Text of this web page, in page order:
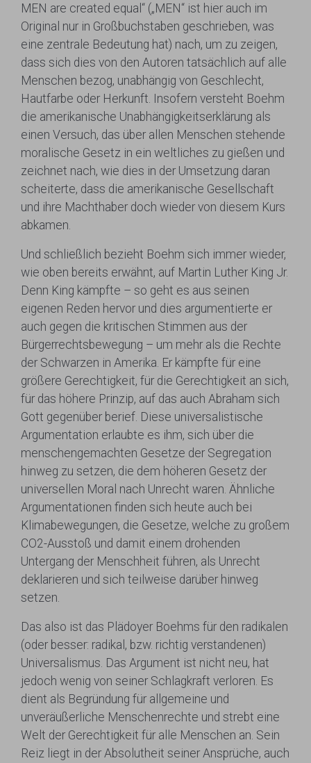
MEN are created equal“ („MEN“ ist hier auch im
Original nur in Großbuchstaben geschrieben, was
eine zentrale Bedeutung hat) nach, um zu zeigen,
dass sich dies von den Autoren tatsächlich auf alle
Menschen bezog, unabhängig von Geschlecht,
Hautfarbe oder Herkunft. Insofern versteht Boehm
die amerikanische Unabhängigkeitserklärung als
einen Versuch, das über allen Menschen stehende
moralische Gesetz in ein weltliches zu gießen und
zeichnet nach, wie dies in der Umsetzung daran
scheiterte, dass die amerikanische Gesellschaft
und ihre Machthaber doch wieder von diesem Kurs
abkamen.
Und schließlich bezieht Boehm sich immer wieder,
wie oben bereits erwähnt, auf Martin Luther King Jr.
Denn King kämpfte – so geht es aus seinen
eigenen Reden hervor und dies argumentierte er
auch gegen die kritischen Stimmen aus der
Bürgerrechtsbewegung – um mehr als die Rechte
der Schwarzen in Amerika. Er kämpfte für eine
größere Gerechtigkeit, für die Gerechtigkeit an sich,
für das höhere Prinzip, auf das auch Abraham sich
Gott gegenüber berief. Diese universalistische
Argumentation erlaubte es ihm, sich über die
menschengemachten Gesetze der Segregation
hinweg zu setzen, die dem höheren Gesetz der
universellen Moral nach Unrecht waren. Ähnliche
Argumentationen finden sich heute auch bei
Klimabewegungen, die Gesetze, welche zu großem
CO2-Ausstoß und damit einem drohenden
Untergang der Menschheit führen, als Unrecht
deklarieren und sich teilweise darüber hinweg
setzen.
Das also ist das Plädoyer Boehms für den radikalen
(oder besser: radikal, bzw. richtig verstandenen)
Universalismus. Das Argument ist nicht neu, hat
jedoch wenig von seiner Schlagkraft verloren. Es
dient als Begründung für allgemeine und
unveräußerliche Menschenrechte und strebt eine
Welt der Gerechtigkeit für alle Menschen an. Sein
Reiz liegt in der Absolutheit seiner Ansprüche, auch